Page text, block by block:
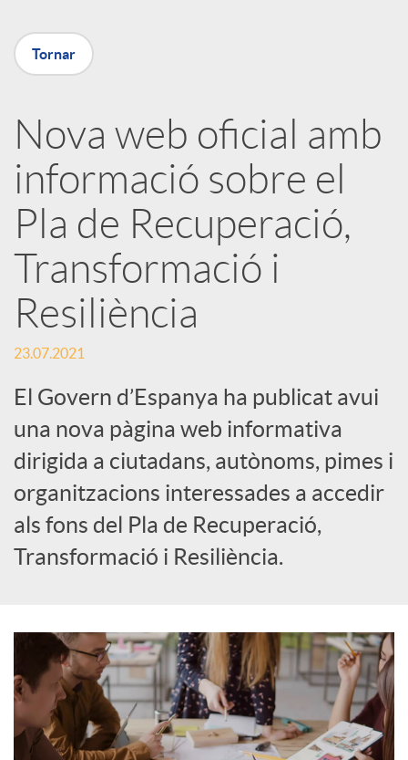
X
r
x
e
s
S
o
c
i
l
s
Tornar
Nova web oficial amb
informació sobre el
Pla de Recuperació,
Transformació i
Resiliència
23.07.2021
El Govern d’Espanya ha publicat avui
una nova pàgina web informativa
dirigida a ciutadans, autònoms, pimes i
organitzacions interessades a accedir
als fons del Pla de Recuperació,
Transformació i Resiliència.